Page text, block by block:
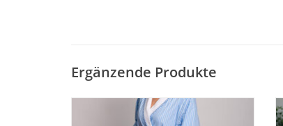
Ergänzende Produkte
Novila Damen Hausmantel Sonja 8046 aus
feiner Baumwoll-Popeline mit Frotteefutter,